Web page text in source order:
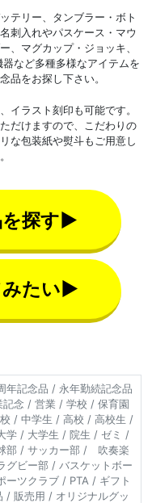
テリー、タンブラー・ボト
刺入れやパスケース・マウ
、マグカップ・ジョッキ、
など多種多様なアイテムを
品をお探し下さい。
イラスト刻印も可能です。
だけますので、こだわりの
な包装紙や熨斗もご用意し
を探す▶
みたい▶
記念品 / 永年勤続記念品
念 / 営業 / 学校 / 保育園
/ 中学生 / 高校 / 高校生 /
学 / 大学生 / 院生 / ゼミ /
部 / サッカー部 / 吹奏楽
ビー部 / バスケットボー
ーツクラブ / PTA / ギフト
/ 販売用 / オリジナルグッ